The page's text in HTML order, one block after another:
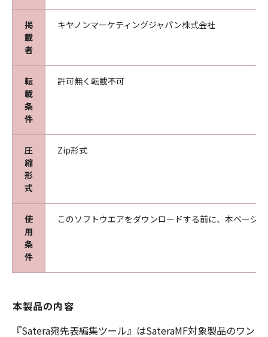
掲
載
者
キヤノンマーケティングジャパン株式会社
転
載
条
件
許可無く転載不可
圧
縮
形
式
Zip形式
使
用
条
件
このソフトウエアをダウンロードする前に、本ページ
本製品の内容
『Satera宛先表編集ツール』はSateraMF対象製品のワン